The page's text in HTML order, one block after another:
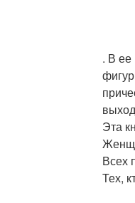
. В ее
Эта
Всех
Тех,